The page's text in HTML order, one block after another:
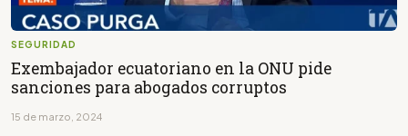
SEGURIDAD
Exembajador ecuatoriano en la ONU pide
sanciones para abogados corruptos
15 de marzo, 2024